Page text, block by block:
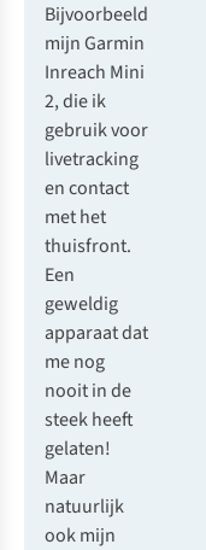
Bijvoorbeeld
mijnGarmin
Inreach Mini
2, die ik
gebruik voor
livetracking
en contact
met het
thuisfront.
Een
geweldig
apparaat dat
me nog
nooit in de
steek heeft
gelaten!
Maar
natuurlijk
ook mijn